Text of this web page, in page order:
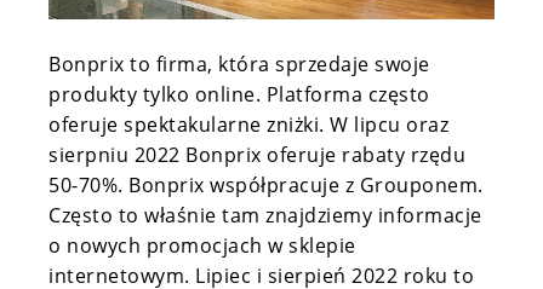
Bonprix to firma, która sprzedaje swoje
produkty tylko online. Platforma często
oferuje spektakularne zniżki. W lipcu oraz
sierpniu 2022 Bonprix oferuje rabaty rzędu
50-70%. Bonprix współpracuje z Grouponem.
Często to właśnie tam znajdziemy informacje
o nowych promocjach w sklepie
internetowym. Lipiec i sierpień 2022 roku to